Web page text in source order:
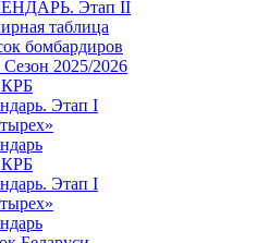
Этап II
таблица
бомбардиров
2025/2026
Этап I
Этап I